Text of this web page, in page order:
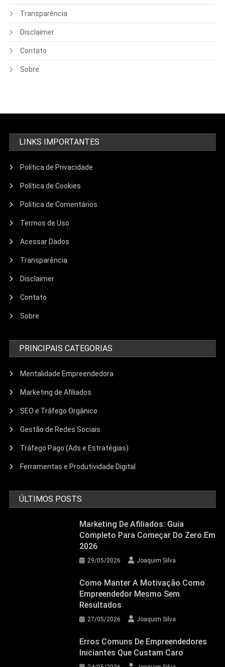
Transparência
Disclaimer
Contato
Sobre
LINKS IMPORTANTES
Política de Privacidade
Política de Cookies
Política de Comentários
Termos de Uso
Acessar Dados
Transparência
Disclaimer
Contato
Sobre
PRINCIPAIS CATEGORIAS
Mentalidade Empreendedora
Marketing de Afiliados
SEO e Tráfego Orgânico
Gestão de Redes Sociais
Tráfego Pago (Ads e Estratégias)
Ferramentas e Produtividade Digital
ÚLTIMOS POSTS
Marketing De Afiliados: Guia
Completo Para Começar Do Zero Em
2026
29/05/2026 Joaquim Silva
Como Manter A Motivação Como
Empreendedor Mesmo Sem
Resultados
27/05/2026 Joaquim Silva
Erros Comuns De Empreendedores
Iniciantes Que Custam Caro